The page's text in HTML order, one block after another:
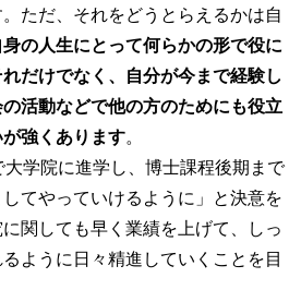
ただ、それをどうとらえるかは自
の人生にとって何らかの形で役に
だけでなく、自分が今まで経験し
活動などで他の方のためにも役立
強くあります。
学院に進学し、博士課程後期まで
てやっていけるように」と決意を
関しても早く業績を上げて、しっ
ように日々精進していくことを目